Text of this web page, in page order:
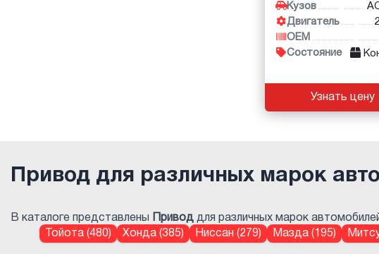
Кузов
Двигатель
OEM
Состояние
Узнать цену
Привод для различных марок
В каталоге представлены Привод для различных марок
Тойота (480)
Хонда (385) Ниссан (279) Мазда (195)